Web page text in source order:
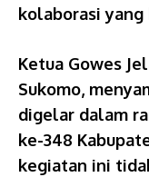
kolaborasi yang
Ketua Gowes
Sukomo,
digelar dalam
ke-348
kegiatan ini